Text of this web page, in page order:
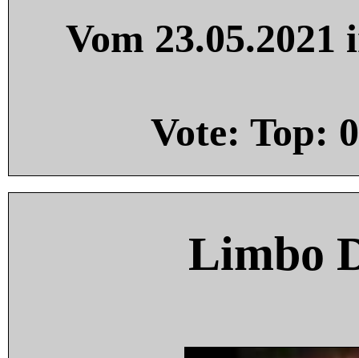
Vom
Vote: Top: 0
Limbo